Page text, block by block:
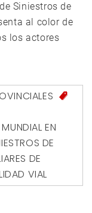
Siniestros de
al color de
los actores
EN
DE
DE
VIAL